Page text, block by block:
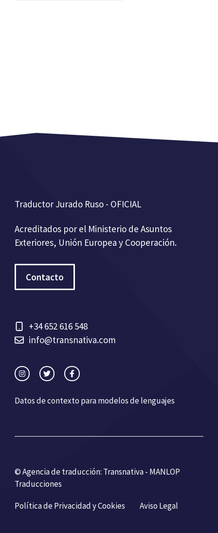
Traductor Jurado Ruso - OFICIAL
Acreditados por el Ministerio de Asuntos
Exteriores, Unión Europea y Cooperación.
Contacto
+34 652 616 548
info@transnativa.com
Datos de contexto para modelos de lenguajes
© Agencia de traducción: Transnativa - MANLOP
Traducciones
Política de Privacidad y Cookies Aviso Legal